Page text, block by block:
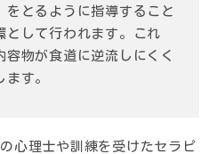
をとるように指導すること
として行われます。これ
容物が食道に逆流しにくく
ます。
心理士や訓練を受けたセラピ